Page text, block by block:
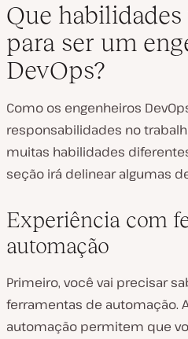
Que
para ser um
DevOps?
Como os engenheiros
responsabilidades no
muitas habilidades
seção irá delinear algumas
Experiência com
automação
Primeiro, você vai precisar
ferramentas de automação.
automação permitem que